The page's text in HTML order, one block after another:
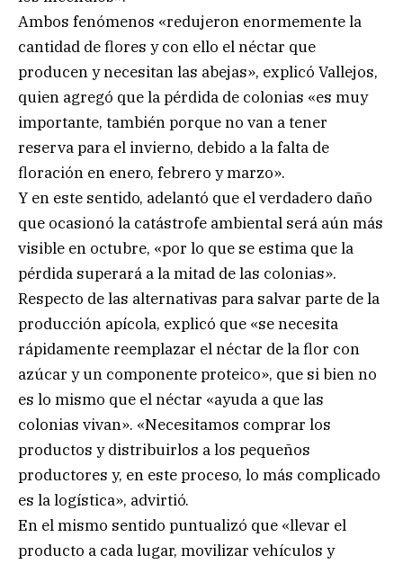
Ambos fenómenos «redujeron enormemente la
cantidad de flores y con ello el néctar que
producen y necesitan las abejas», explicó Vallejos,
quien agregó que la pérdida de colonias «es muy
importante, también porque no van a tener
reserva para el invierno, debido a la falta de
floración en enero, febrero y marzo».
Y en este sentido, adelantó que el verdadero daño
que ocasionó la catástrofe ambiental será aún más
visible en octubre, «por lo que se estima que la
pérdida superará a la mitad de las colonias».
Respecto de las alternativas para salvar parte de la
producción apícola, explicó que «se necesita
rápidamente reemplazar el néctar de la flor con
azúcar y un componente proteico», que si bien no
es lo mismo que el néctar «ayuda a que las
colonias vivan». «Necesitamos comprar los
productos y distribuirlos a los pequeños
productores y, en este proceso, lo más complicado
es la logística», advirtió.
En el mismo sentido puntualizó que «llevar el
producto a cada lugar, movilizar vehículos y